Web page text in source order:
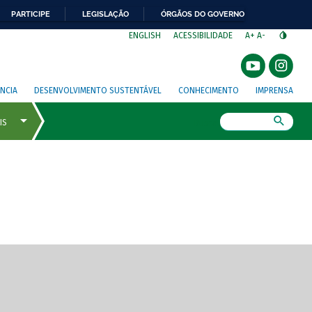
PARTICIPE LEGISLAÇÃO ÓRGÃOS DO GOVERNO
ENGLISH ACESSIBILIDADE A+ A-
DESENVOLVIMENTO SUSTENTÁVEL CONHECIMENTO IMPRENSA
de tela